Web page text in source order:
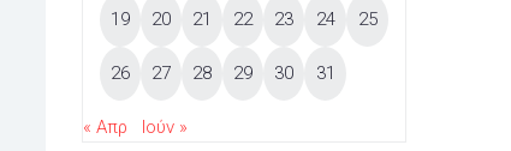
19 20 21 22 23 24 25
26 27 28 29 30 31
« Απρ Ιούν »